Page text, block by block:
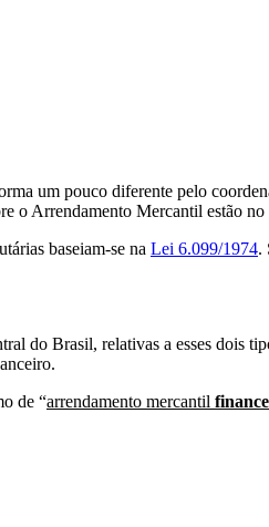
um pouco diferente pelo
o Arrendamento Mercantil estão no
baseiam-se na Lei 6.099/1974.
do Brasil, relativas a esses dois
de “arrendamento mercantil